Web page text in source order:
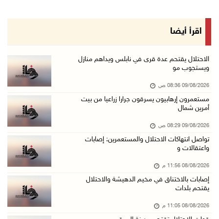
إصابة 6 مواطنين خلال هجوم لمستعمرين إرهابيين ...
الاحتلال يحتجز مواطنين من طمون ومخيم الفارعة
08/آب/2026 09:33 م
الاحتلال يقتحم قرية المغير شمال شرق رام الله
الاحتلال يقتحم كوبر شمال رام الله
08/آب/2026 08:27 م
إصابات بالاختناق خلال مواجهات مع الاحتلال في ...
اقرأ أيضا
الاحتلال يقتحم عدة قرى في نابلس ويداهم منازل
ويستجوب مو
09/08/2026 08:36 ص
مستعمرون إرهابيون يسرقون جرارا زراعيا من بيت
أمرين شمال
09/08/2026 08:29 ص
تواصل انتهاكات الاحتلال والمستعمرين: إصابات
واعتقالات و
08/08/2026 11:56 م
إصابات بالاختناق في مخيم الدهيشة والاحتلال
يقتحم بلدات
08/08/2026 11:05 م